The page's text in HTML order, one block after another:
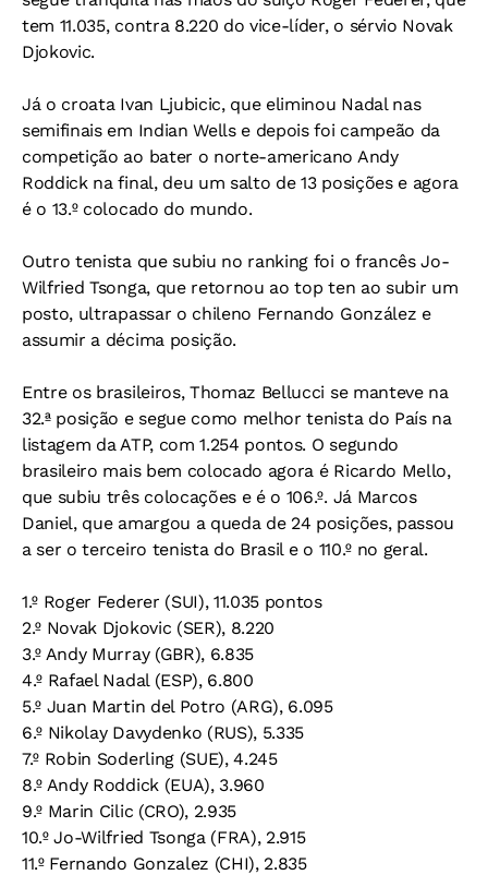
tem 11.035, contra 8.220 do vice-líder, o sérvio Novak
Djokovic.
Já o croata Ivan Ljubicic, que eliminou Nadal nas
semifinais em Indian Wells e depois foi campeão da
competição ao bater o norte-americano Andy
Roddick na final, deu um salto de 13 posições e agora
é o 13.º colocado do mundo.
Outro tenista que subiu no ranking foi o francês Jo-
Wilfried Tsonga, que retornou ao top ten ao subir um
posto, ultrapassar o chileno Fernando González e
assumir a décima posição.
Entre os brasileiros, Thomaz Bellucci se manteve na
32.ª posição e segue como melhor tenista do País na
listagem da ATP, com 1.254 pontos. O segundo
brasileiro mais bem colocado agora é Ricardo Mello,
que subiu três colocações e é o 106.º. Já Marcos
Daniel, que amargou a queda de 24 posições, passou
a ser o terceiro tenista do Brasil e o 110.º no geral.
1.º Roger Federer (SUI), 11.035 pontos
2.º Novak Djokovic (SER), 8.220
3.º Andy Murray (GBR), 6.835
4.º Rafael Nadal (ESP), 6.800
5.º Juan Martin del Potro (ARG), 6.095
6.º Nikolay Davydenko (RUS), 5.335
7.º Robin Soderling (SUE), 4.245
8.º Andy Roddick (EUA), 3.960
9.º Marin Cilic (CRO), 2.935
10.º Jo-Wilfried Tsonga (FRA), 2.915
11.º Fernando Gonzalez (CHI), 2.835